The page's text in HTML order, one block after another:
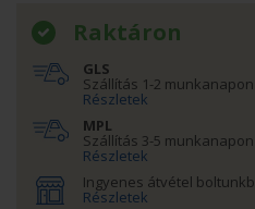
Raktáron
GLS
Szállítás 1-2
Részletek
MPL
Szállítás 3-5
Részletek
Ingyenes átvétel
Részletek